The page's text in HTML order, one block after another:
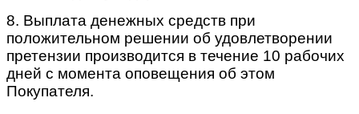
8. Выплата денежных средств при
положительном решении об удовлетворении
претензии производится в течение 10 рабочих
дней с момента оповещения об этом
Покупателя.